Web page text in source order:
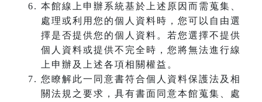
本館線上申辦系統基於上述原因而需蒐集、
處理或利用您的個人資料時，您可以自由選
擇是否提供您的個人資料。若您選擇不提供
個人資料或提供不完全時，您將無法進行線
上申辦及上述各項相關權益。
您瞭解此一同意書符合個人資料保護法及相
關法規之要求，具有書面同意本館蒐集、處